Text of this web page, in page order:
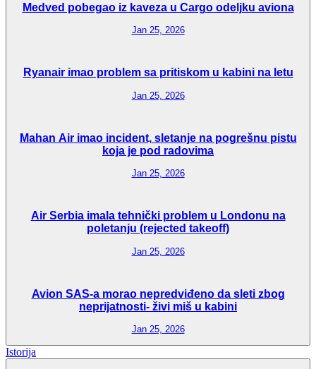
Medved pobegao iz kaveza u Cargo odeljku aviona
Jan 25, 2026
Ryanair imao problem sa pritiskom u kabini na letu
Jan 25, 2026
Mahan Air imao incident, sletanje na pogrešnu pistu
koja je pod radovima
Jan 25, 2026
Air Serbia imala tehnički problem u Londonu na
poletanju (rejected takeoff)
Jan 25, 2026
Avion SAS-a morao nepredviđeno da sleti zbog
neprijatnosti- živi miš u kabini
Jan 25, 2026
Istorija